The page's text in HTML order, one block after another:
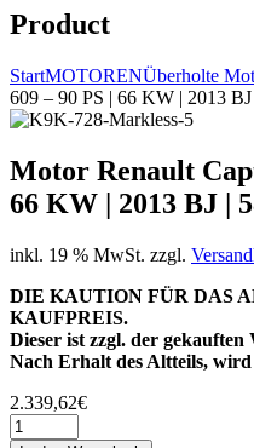
Product
StartMOTORENÜberholte
609 – 90 PS | 66 KW | 2013
Motor Renault
66 KW | 2013 BJ |
inkl. 19 % MwSt. zzgl.
DIE KAUTION FÜR DAS
KAUFPREIS.
Dieser ist zzgl. der gekauften
Nach Erhalt des Altteils,
2.339,62€